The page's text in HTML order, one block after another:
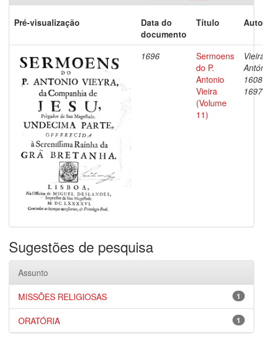
Pré-visualização
Data do
documento
Título
1696
Sermoens
do P.
Antonio
Vieira
(Volume
11)
1697
Sugestões de pesquisa
Assunto
1
MISSÕES RELIGIOSAS
1
ORATÓRIA